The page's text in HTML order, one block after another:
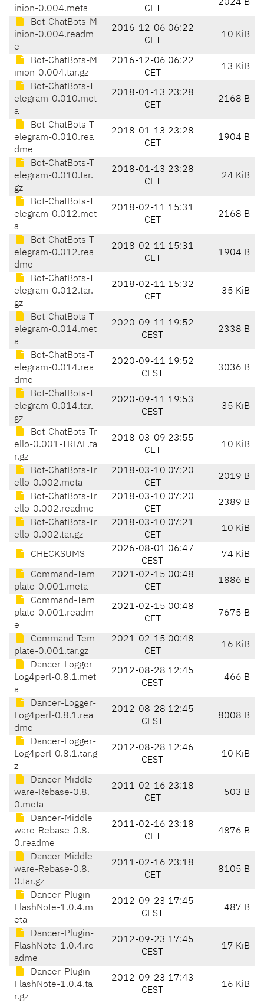
inion-0.004.meta
CET
2024 B
Bot-ChatBots-M
inion-0.004.readm
e
2016-12-06 06:22
CET
10 KiB
Bot-ChatBots-M
inion-0.004.tar.gz
2016-12-06 06:22
CET
13 KiB
Bot-ChatBots-T
elegram-0.010.met
a
2018-01-13 23:28
CET
2168 B
Bot-ChatBots-T
elegram-0.010.rea
dme
2018-01-13 23:28
CET
1904 B
Bot-ChatBots-T
elegram-0.010.tar.
gz
2018-01-13 23:28
CET
24 KiB
Bot-ChatBots-T
elegram-0.012.met
a
2018-02-11 15:31
CET
2168 B
Bot-ChatBots-T
elegram-0.012.rea
dme
2018-02-11 15:31
CET
1904 B
Bot-ChatBots-T
elegram-0.012.tar.
gz
2018-02-11 15:32
CET
35 KiB
Bot-ChatBots-T
elegram-0.014.met
a
2020-09-11 19:52
CEST
2338 B
Bot-ChatBots-T
elegram-0.014.rea
dme
2020-09-11 19:52
CEST
3036 B
Bot-ChatBots-T
elegram-0.014.tar.
gz
2020-09-11 19:53
CEST
35 KiB
Bot-ChatBots-Tr
ello-0.001-TRIAL.ta
r.gz
2018-03-09 23:55
CET
10 KiB
Bot-ChatBots-Tr
ello-0.002.meta
2018-03-10 07:20
CET
2019 B
Bot-ChatBots-Tr
ello-0.002.readme
2018-03-10 07:20
CET
2389 B
Bot-ChatBots-Tr
ello-0.002.tar.gz
2018-03-10 07:21
CET
10 KiB
CHECKSUMS
2026-08-01 06:47
CEST
74 KiB
Command-Tem
plate-0.001.meta
2021-02-15 00:48
CET
1886 B
Command-Tem
plate-0.001.readm
e
2021-02-15 00:48
CET
7675 B
Command-Tem
plate-0.001.tar.gz
2021-02-15 00:48
CET
16 KiB
Dancer-Logger-
Log4perl-0.8.1.met
a
2012-08-28 12:45
CEST
466 B
Dancer-Logger-
Log4perl-0.8.1.rea
dme
2012-08-28 12:45
CEST
8008 B
Dancer-Logger-
Log4perl-0.8.1.tar.g
z
2012-08-28 12:46
CEST
10 KiB
Dancer-Middle
ware-Rebase-0.8.
0.meta
2011-02-16 23:18
CET
503 B
Dancer-Middle
ware-Rebase-0.8.
0.readme
2011-02-16 23:18
CET
4876 B
Dancer-Middle
ware-Rebase-0.8.
0.tar.gz
2011-02-16 23:18
CET
8105 B
Dancer-Plugin-
FlashNote-1.0.4.m
eta
2012-09-23 17:45
CEST
487 B
Dancer-Plugin-
FlashNote-1.0.4.re
adme
2012-09-23 17:45
CEST
17 KiB
Dancer-Plugin-
FlashNote-1.0.4.ta
r.gz
2012-09-23 17:43
CEST
16 KiB